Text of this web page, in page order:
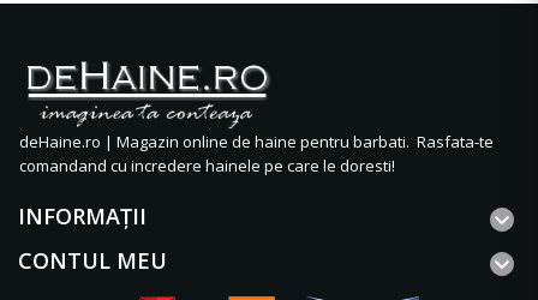
deHaine.ro | Magazin online de haine pentru barbati. Rasfata-te
comandand cu incredere hainele pe care le doresti!
INFORMAŢII
CONTUL MEU